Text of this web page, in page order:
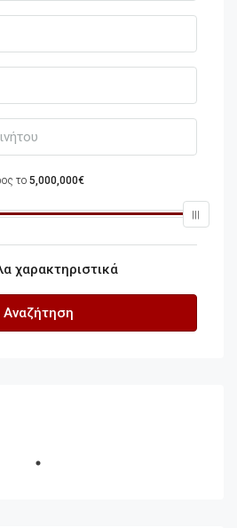
το 5,000,000€
χαρακτηριστικά
Αναζήτηση